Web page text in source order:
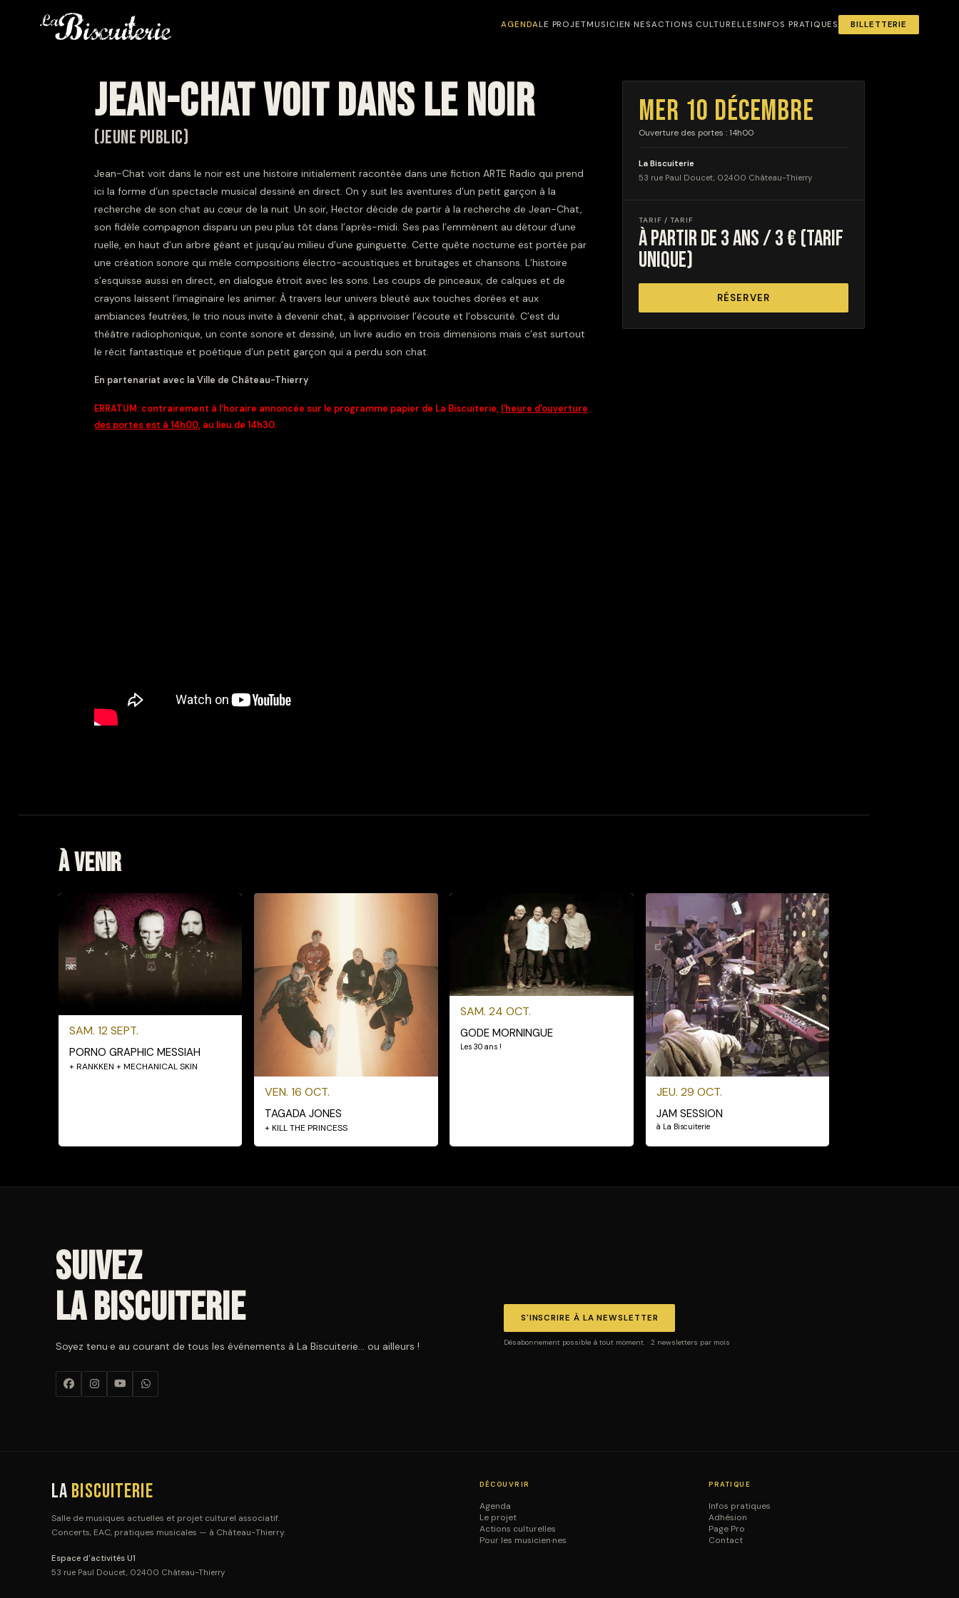
AGENDALE PROJETMUSICIEN·NESACTIONS CULTURELLESINFOS PRATIQUES BILLETTERIE
JEAN-CHAT VOIT DANS LE NOIR
(JEUNE PUBLIC)
Jean-Chat voit dans le noir est une histoire initialement racontée dans une fiction ARTE Radio qui prend
ici la forme d’un spectacle musical dessiné en direct. On y suit les aventures d’un petit garçon à la
recherche de son chat au cœur de la nuit. Un soir, Hector décide de partir à la recherche de Jean-Chat,
son fidèle compagnon disparu un peu plus tôt dans l’après-midi. Ses pas l’emmènent au détour d’une
ruelle, en haut d’un arbre géant et jusqu’au milieu d’une guinguette. Cette quête nocturne est portée par
une création sonore qui mêle compositions électro-acoustiques et bruitages et chansons. L’histoire
s’esquisse aussi en direct, en dialogue étroit avec les sons. Les coups de pinceaux, de calques et de
crayons laissent l’imaginaire les animer. À travers leur univers bleuté aux touches dorées et aux
ambiances feutrées, le trio nous invite à devenir chat, à apprivoiser l’écoute et l’obscurité. C’est du
théâtre radiophonique, un conte sonore et dessiné, un livre audio en trois dimensions mais c’est surtout
le récit fantastique et poétique d’un petit garçon qui a perdu son chat.
En partenariat avec la Ville de Château-Thierry
ERRATUM: contrairement à l'horaire annoncée sur le programme papier de La Biscuiterie, l'heure d'ouverture
des portes est à 14h00, au lieu de 14h30.
MER 10 DÉCEMBRE
Ouverture des portes : 14h00
La Biscuiterie
53 rue Paul Doucet, 02400 Château-Thierry
TARIF / TARIF
à partir de 3 ans / 3 € (tarif
unique)
RÉSERVER
À venir
SAM. 12 SEPT.
PORNO GRAPHIC MESSIAH
+ RANKKEN + MECHANICAL SKIN
VEN. 16 OCT.
TAGADA JONES
+ KILL THE PRINCESS
SAM. 24 OCT.
GODE MORNINGUE
Les 30 ans !
JEU. 29 OCT.
JAM SESSION
à La Biscuiterie
Suivez
La Biscuiterie
Soyez tenu·e au courant de tous les événements à La Biscuiterie… ou ailleurs !
S'INSCRIRE À LA NEWSLETTER
Désabonnement possible à tout moment. · 2 newsletters par mois
La Biscuiterie
Salle de musiques actuelles et projet culturel associatif.
Concerts, EAC, pratiques musicales — à Château-Thierry.
Espace d'activités U1
53 rue Paul Doucet, 02400 Château-Thierry
DÉCOUVRIR
Agenda
Le projet
Actions culturelles
Pour les musicien·nes
PRATIQUE
Infos pratiques
Adhésion
Page Pro
Contact